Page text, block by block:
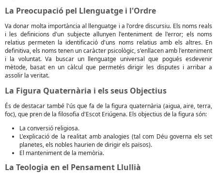
La Preocupació pel Llenguatge i l'Ordre
Va donar molta importància al llenguatge i a l'ordre discursiu. Els noms reals
i les definicions d'un subjecte allunyen l'enteniment de l'error; els noms
relatius permeten la identificació d'uns noms relatius amb els altres. En
definitiva, els noms tenen un caràcter psicològic, s'enllacen amb l'enteniment
i la voluntat. Va buscar un llenguatge universal que pogués esdevenir
mètode, basat en un càlcul que permetés dirigir les disputes i arribar a
assolir la veritat.
La Figura Quaternària i els seus Objectius
És de destacar també l'ús que fa de la figura quaternària (aigua, aire, terra,
foc), que pren de la filosofia d'Escot Eriúgena. Els objectius de la figura són:
La conversió religiosa.
L'explicació de la realitat amb analogies (tal com Déu governa els set
planetes, els nobles haurien de dirigir els països).
El manteniment de la memòria.
La Teologia en el Pensament Llullià